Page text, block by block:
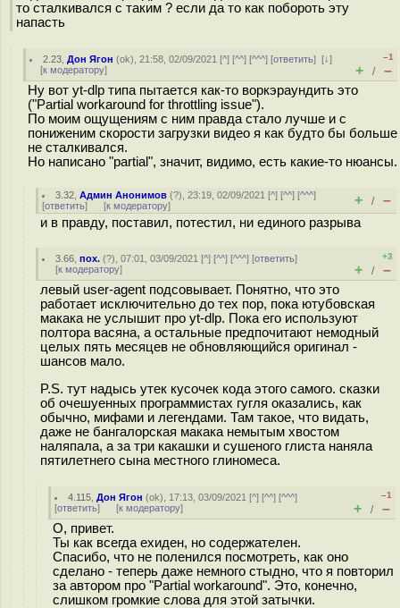
то сталкивался с таким ? если да то как побороть эту
напасть
2.23 ,Дон Ягон (ok), 21:58, 02/09/2021 [^] [^^] [^^^] [ответить][↓]
[к модератору]
–1
+ / –
Ну вот yt-dlp типа пытается как-то воркэраундить это
("Partial workaround for throttling issue").
По моим ощущениям с ним правда стало лучше и с
пониженим скорости загрузки видео я как будто бы больше
не сталкивался.
Но написано "partial", значит, видимо, есть какие-то нюансы.
3.32 ,Админ Анонимов (?), 23:19, 02/09/2021 [^] [^^] [^^^]
[ответить] [к модератору] + / –
и в правду, поставил, потестил, ни единого разрыва
3.66 ,пох. (?), 07:01, 03/09/2021 [^] [^^] [^^^] [ответить]
[к модератору]
+3
+ / –
левый user-agent подсовывает. Понятно, что это
работает исключительно до тех пор, пока ютубовская
макака не услышит про yt-dlp. Пока его используют
полтора васяна, а остальные предпочитают немодный
целых пять месяцев не обновляющийся оригинал -
шансов мало.
P.S. тут надысь утек кусочек кода этого самого. сказки
об очешуенных программистах гугля оказались, как
обычно, мифами и легендами. Там такое, что видать,
даже не бангалорская макака немытым хвостом
наляпала, а за три какашки и сушеного глиста наняла
пятилетнего сына местного глиномеса.
4.115 ,Дон Ягон (ok), 17:13, 03/09/2021 [^] [^^] [^^^]
[ответить] [к модератору]
–1
+ / –
О, привет.
Ты как всегда ехиден, но содержателен.
Спасибо, что не поленился посмотреть, как оно
сделано - теперь даже немного стыдно, что я повторил
за автором про "Partial workaround". Это, конечно,
слишком громкие слова для этой затычки.